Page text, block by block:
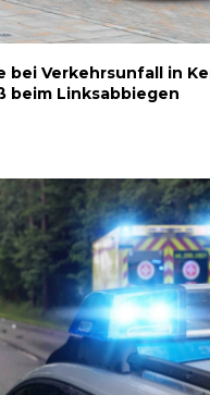
Verkehrsunfall in
beim Linksabbiegen